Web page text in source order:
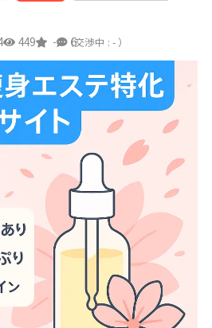
449 - 6
（交渉中 : - ）